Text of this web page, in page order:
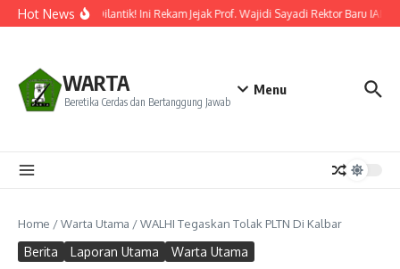
Lewati ke konten
Hot NewsResmi Dilantik! Ini Rekam Jejak Prof. Wajidi Sayadi Rektor Baru IAIN
WARTA
Beretika Cerdas dan Bertanggung Jawab
Menu
Home /Warta Utama /WALHI Tegaskan Tolak PLTN Di Kalbar
Berita Laporan Utama Warta Utama